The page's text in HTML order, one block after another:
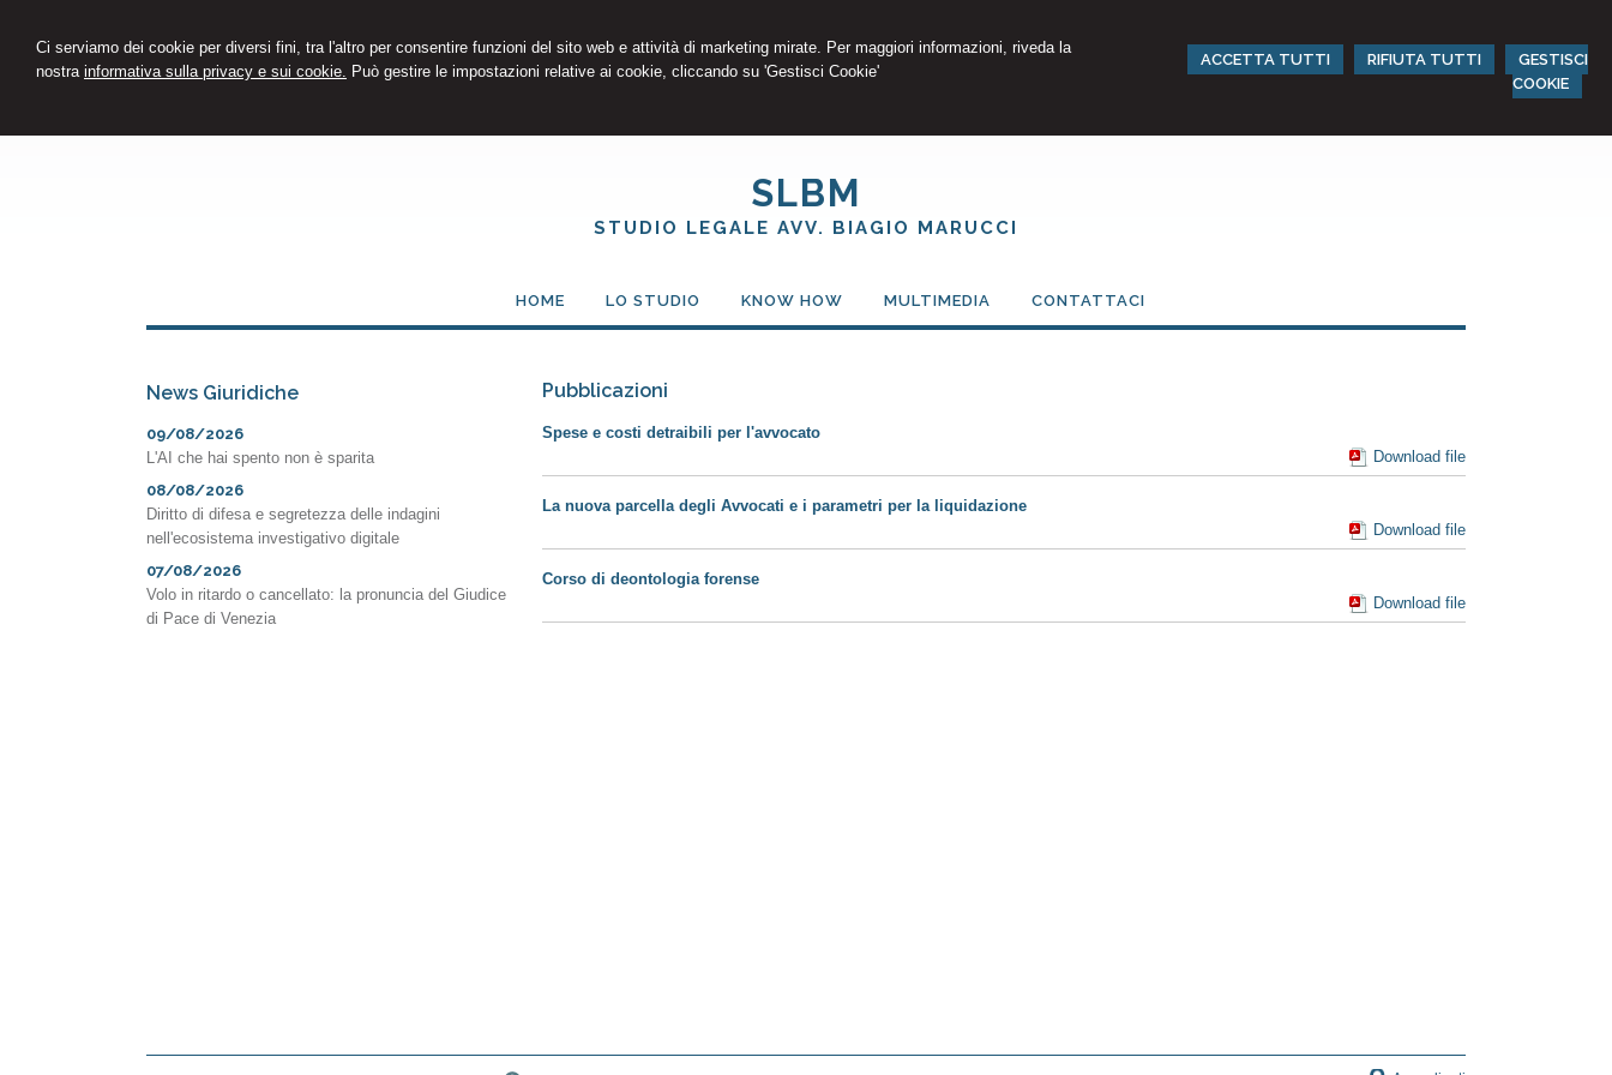
Ci serviamo dei cookie per diversi fini, tra l'altro per consentire funzioni del sito web e attività di marketing mirate. Per maggiori informazioni, riveda la
nostra informativa sulla privacy e sui cookie. Può gestire le impostazioni relative ai cookie, cliccando su 'Gestisci Cookie'
ACCETTA TUTTI RIFIUTA TUTTI
GESTISCI
COOKIE
SLBM
STUDIO LEGALE AVV. BIAGIO MARUCCI
HOME LO STUDIO KNOW HOW MULTIMEDIA CONTATTACI
Pubblicazioni
Spese e costi detraibili per l'avvocato
Download file
La nuova parcella degli Avvocati e i parametri per la liquidazione
Download file
Corso di deontologia forense
Download file
News Giuridiche
09/08/2026
L'AI che hai spento non è sparita
08/08/2026
Diritto di difesa e segretezza delle indagini
nell'ecosistema investigativo digitale
07/08/2026
Volo in ritardo o cancellato: la pronuncia del Giudice
di Pace di Venezia